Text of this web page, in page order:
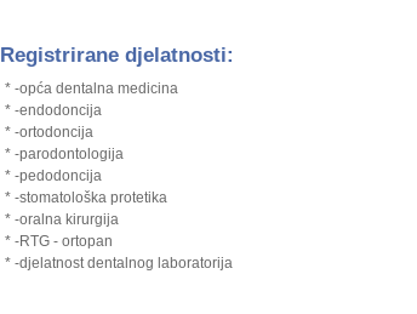
Registrirane djelatnosti:
* -opća dentalna medicina
* -endodoncija
* -ortodoncija
* -parodontologija
* -pedodoncija
* -stomatološka protetika
* -oralna kirurgija
* -RTG - ortopan
* -djelatnost dentalnog laboratorija